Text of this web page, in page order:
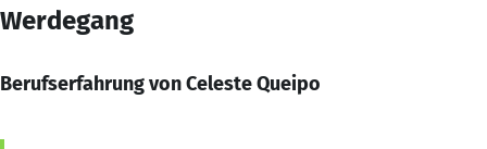
Werdegang
Berufserfahrung von Celeste Queipo